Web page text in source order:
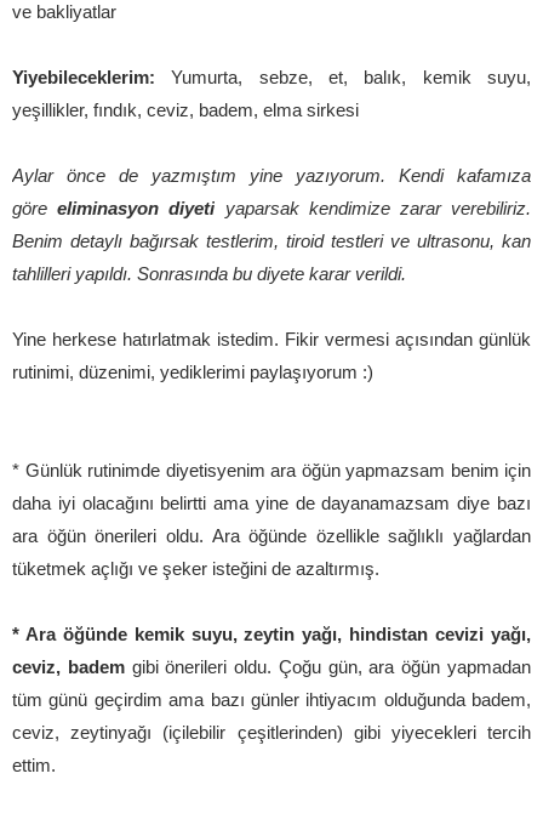
ve bakliyatlar
Yiyebileceklerim: Yumurta, sebze, et, balık, kemik suyu,
yeşillikler, fındık, ceviz, badem, elma sirkesi
Aylar önce de yazmıştım yine yazıyorum. Kendi kafamıza
göre eliminasyon diyeti yaparsak kendimize zarar verebiliriz.
Benim detaylı bağırsak testlerim, tiroid testleri ve ultrasonu, kan
tahlilleri yapıldı. Sonrasında bu diyete karar verildi.
Yine herkese hatırlatmak istedim. Fikir vermesi açısından günlük
rutinimi, düzenimi, yediklerimi paylaşıyorum :)
* Günlük rutinimde diyetisyenim ara öğün yapmazsam benim için
daha iyi olacağını belirtti ama yine de dayanamazsam diye bazı
ara öğün önerileri oldu. Ara öğünde özellikle sağlıklı yağlardan
tüketmek açlığı ve şeker isteğini de azaltırmış.
* Ara öğünde kemik suyu, zeytin yağı, hindistan cevizi yağı,
ceviz, bademgibi önerileri oldu. Çoğu gün, ara öğün yapmadan
tüm günü geçirdim ama bazı günler ihtiyacım olduğunda badem,
ceviz, zeytinyağı (içilebilir çeşitlerinden) gibi yiyecekleri tercih
ettim.